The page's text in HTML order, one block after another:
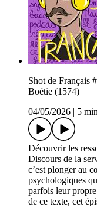
Shot de Français
Boétie (1574)
04/05/2026 | 5 min
Découvrir les
Discours de la
c’est plonger au
psychologiques
parfois leur
de ce texte, cet